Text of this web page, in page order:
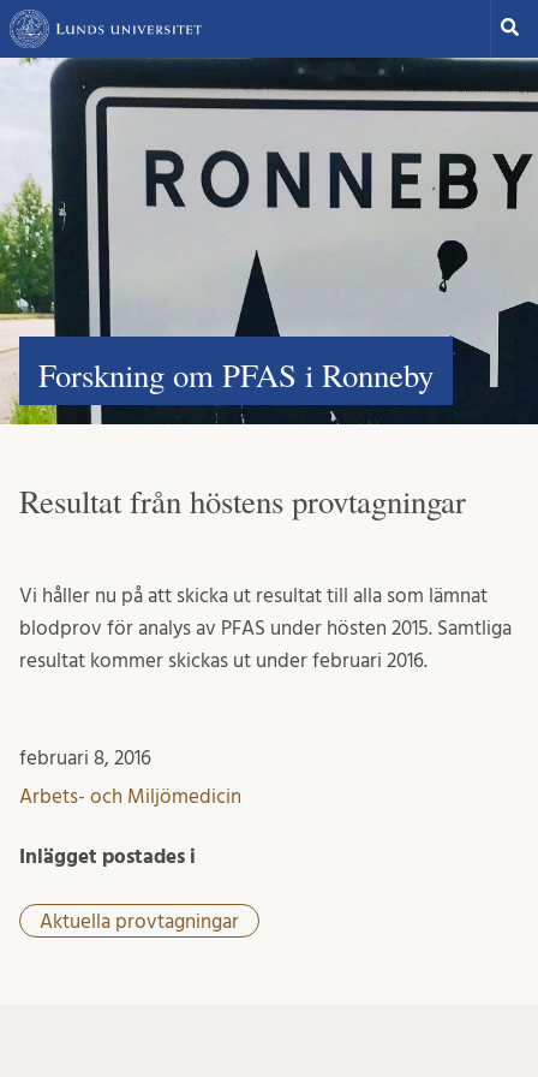
Hoppa
till
huvudinnehåll
Sök
Forskning om PFAS i Ronneby
Resultat från höstens provtagningar
Vi håller nu på att skicka ut resultat till alla som lämnat
blodprov för analys av PFAS under hösten 2015. Samtliga
resultat kommer skickas ut under februari 2016.
februari 8, 2016
Arbets- och Miljömedicin
Inlägget postades i
Aktuella provtagningar